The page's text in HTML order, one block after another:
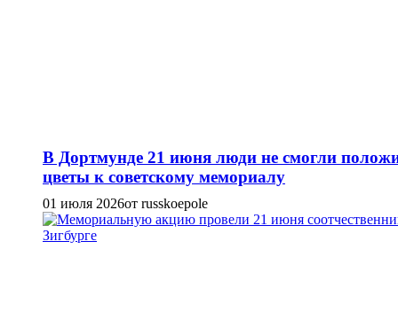
В Дортмунде 21 июня люди не смогли
цветы к советскому мемориалу
01 июля 2026от russkoepole